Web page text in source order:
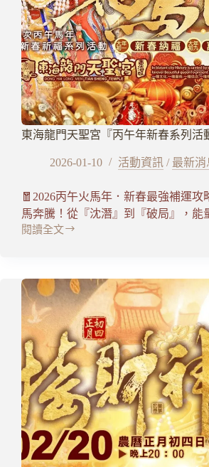
東海龍門天聖宮『丙午年新春系列活
2026-01-10 活動資訊 / 最新消
🧧2026丙午火馬年．新春最強補運攻
馬奔騰！從『沈潛』到『破局』，
閱讀全文
東
門
天
宮
『丙
午
年
新
春
系
列
活
動』